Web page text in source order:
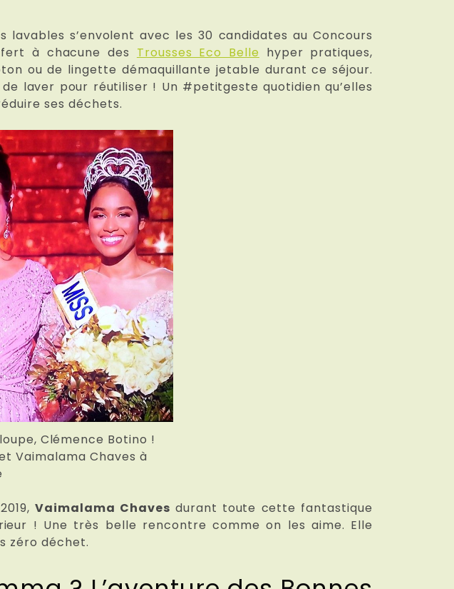
s’envolent avec les 30 candidates au Concours
à chacune des Trousses Eco Belle hyper pratiques,
ou de lingette démaquillante jetable durant ce séjour.
laver pour réutiliser ! Un #petitgeste quotidien qu’elles
ses déchets.
Clémence Botino !
Vaimalama Chaves à
Vaimalama Chaves durant toute cette fantastique
! Une très belle rencontre comme on les aime. Elle
zéro déchet.